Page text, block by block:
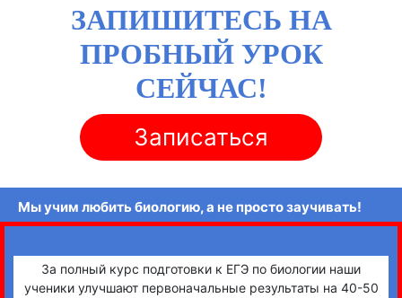
ЗАПИШИТЕСЬ НА
ПРОБНЫЙ УРОК
СЕЙЧАС!
Записаться
Мы учим любить биологию, а не просто заучивать!
За полный курс подготовки к ЕГЭ по биологии наши
ученики улучшают первоначальные результаты на 40-50